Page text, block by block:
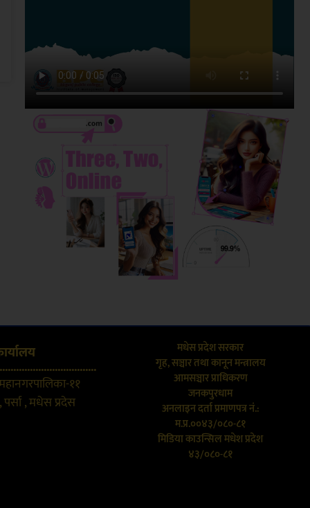
११
पर्सा , मधेस प्रदेस
मधेस प्रदेश सरकार
गृह, सञ्चार तथा कानून मन्त्रालय
आमसञ्चार प्राधिकरण
जनकपुरधाम
अनलाइन दर्ता प्रमाणपत्र नं.:
म.प्र.००४३/०८०-८१
मिडिया काउन्सिल मधेश प्रदेश
४३/०८०-८१